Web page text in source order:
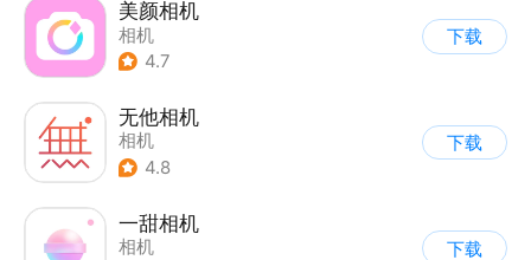
美颜相机
相机
4.7
下载
无他相机
相机
4.8
下载
一甜相机
相机
下载